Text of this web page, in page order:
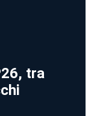
tra